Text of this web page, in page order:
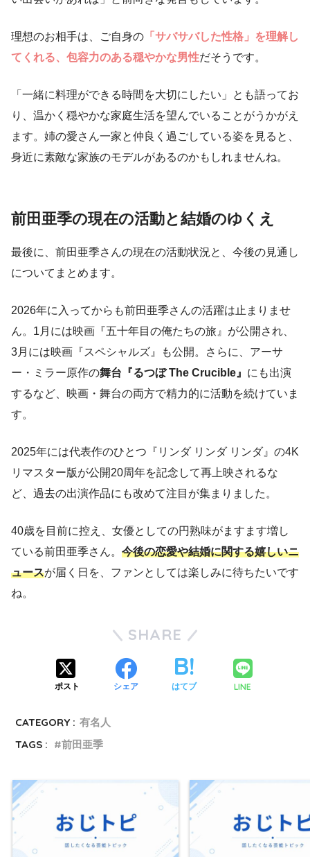
理想のお相手は、ご自身の 「サバサバした性格」を理解し
てくれる、包容力のある穏やかな男性だそうです。
「一緒に料理ができる時間を大切にしたい」とも語ってお
り、温かく穏やかな家庭生活を望んでいることがうかがえ
ます。姉の愛さん一家と仲良く過ごしている姿を見ると、
身近に素敵な家族のモデルがあるのかもしれませんね。
前田亜季の現在の活動と結婚のゆくえ
最後に、前田亜季さんの現在の活動状況と、今後の見通し
についてまとめます。
2026年に入ってからも前田亜季さんの活躍は止まりませ
ん。1月には映画『五十年目の俺たちの旅』が公開され、
3月には映画『スペシャルズ』も公開。さらに、アーサ
ー・ミラー原作の舞台『るつぼ The Crucible』 にも出演
するなど、映画・舞台の両方で精力的に活動を続けていま
す。
2025年には代表作のひとつ『リンダ リンダ リンダ』の4K
リマスター版が公開20周年を記念して再上映されるな
ど、過去の出演作品にも改めて注目が集まりました。
40歳を目前に控え、女優としての円熟味がますます増し
ている前田亜季さん。 今後の恋愛や結婚に関する嬉しいニ
ュースが届く日を、ファンとしては楽しみに待ちたいです
ね。
SHARE
ポスト シェア はてブ LINE
CATEGORY : 有名人
TAGS :
前田亜季